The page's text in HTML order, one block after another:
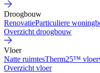
Droogbouw
RenovatieParticuliere
Overzicht droogbouw
Vloer
Natte ruimtesTherm25™
Overzicht vloer